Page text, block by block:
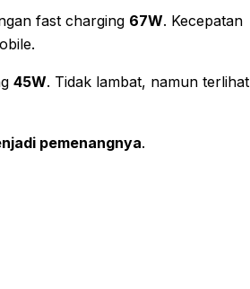
fast charging 67W. Kecepatan
45W. Tidak lambat, namun terlihat
pemenangnya.